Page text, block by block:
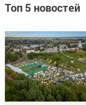
Топ 5 новостей